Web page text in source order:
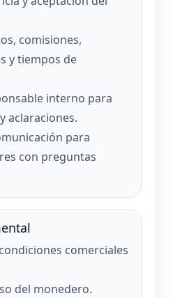
comisiones,
y tiempos de
interno para
aclaraciones.
para
con preguntas
comerciales
del monedero.